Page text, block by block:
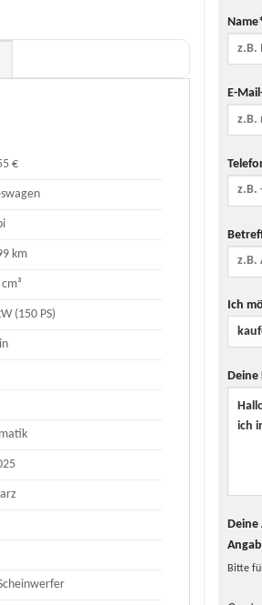
€
km
(150 PS)
E-
Ich
Deine
Bitte